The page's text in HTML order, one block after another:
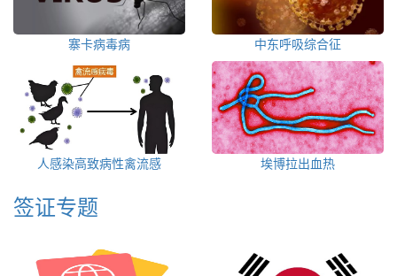
寨卡病毒病 中东呼吸综合征
人感染高致病性禽流感 埃博拉出血热
签证专题